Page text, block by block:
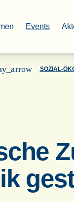
Events
SOZIAL-